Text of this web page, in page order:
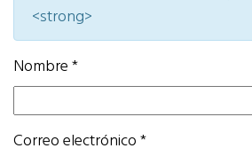
<strong>
Nombre*
Correo electrónico*